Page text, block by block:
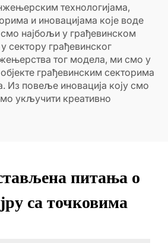
технологијама,
и иновацијама које воде
најбољи у грађевинском
сектору грађевинског
тог модела, ми смо у
грађевинским секторима
Из повеље иновација коју смо
укључити креативно
питања о
са точковима